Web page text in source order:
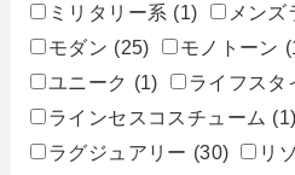
ミリタリー系 (1) メンズ
モダン (25) モノトーン
ユニーク (1) ライフスタ
ラインセスコスチューム (1)
ラグジュアリー (30) リ